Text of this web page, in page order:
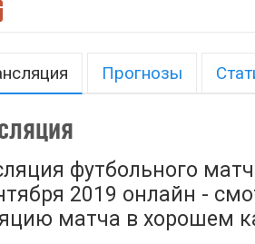
Прогнозы
футбольного
2019 онлайн -
матча в хорошем